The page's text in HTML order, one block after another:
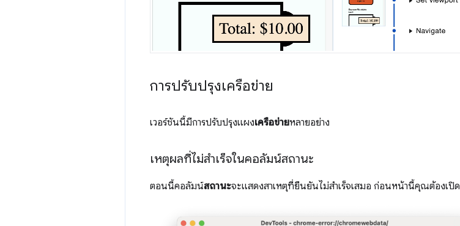
การปรับปรุงเครือข่าย
เวอร์ชันนี้มีการปรับปรุงแผงเครือข่ายหลายอย่าง
เหตุผลที่ไม่สำเร็จในคอลัมน์สถานะ
ตอนนี้คอลัมน์สถานะจะแสดงสาเหตุที่ยืนยันไม่สำเร็จเสมอ ก่อนหน้านี้คุณต้องเปิด